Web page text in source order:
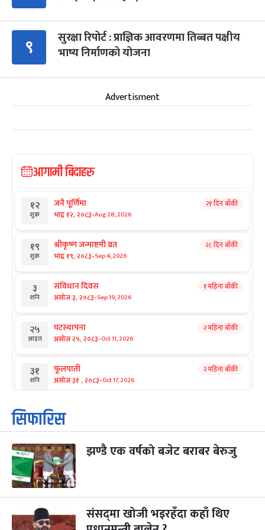
९
सुरक्षा रिपोर्ट : प्राज्ञिक आवरणमा तिब्बत पक्षीय
भाष्य निर्माणको योजना
Advertisment
आगामी बिदाहरु
१२
शुक्र
जनै पूर्णिमा
भाद्र १२, २०८३-Aug 28, 2026
२१ दिन बाँकी
१९
शुक्र
श्रीकृष्ण जन्माष्टमी व्रत
भाद्र १९, २०८३-Sep 4, 2026
२८ दिन बाँकी
३
शनि
संविधान दिवस
असोज ३, २०८३-Sep 19, 2026
१ महिना बाँकी
२५
आइत
घटस्थापना
असोज २५, २०८३-Oct 11, 2026
२ महिना बाँकी
३१
शनि
फूलपाती
असोज ३१ , २०८३-Oct 17, 2026
२ महिना बाँकी
१
आइत
कार्तिक सङ्क्रान्ति
कार्तिक १, २०८३
३
मंगल
महानवमी
कार्तिक ३, २०८३
२ महिना बाँकी
४
कार्तिक ४, २०८३
सिफारिस
झण्डै एक वर्षको बजेट बराबर बेरुजु
संसद्‌मा खोजी भइरहँदा कहाँ थिए